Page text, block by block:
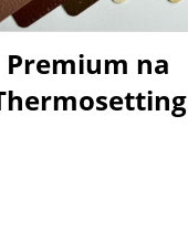
Premium na